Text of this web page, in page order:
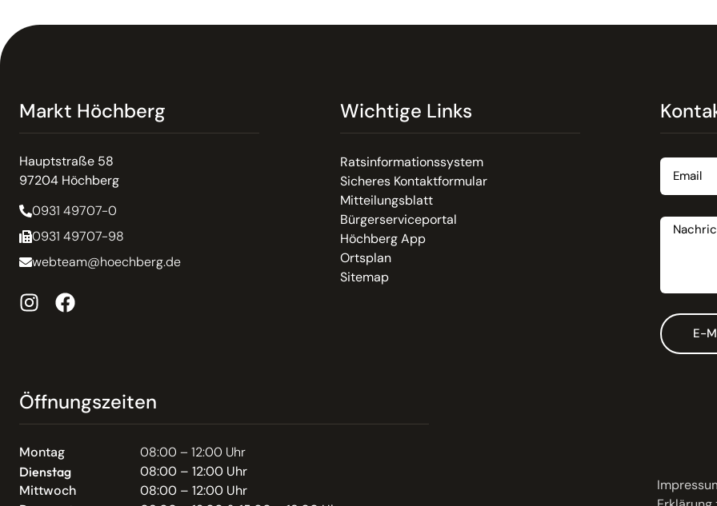
Markt Höchberg
Hauptstraße 58
97204 Höchberg
0931 49707-0
0931 49707-98
webteam@hoechberg.de
Wichtige Links
Ratsinformationssystem
Sicheres Kontaktformular
Mitteilungsblatt
Bürgerserviceportal
Höchberg App
Ortsplan
Sitemap
E-
Öffnungszeiten
Montag 08:00 – 12:00 Uhr
Dienstag
08:00 – 12:00 Uhr
Mittwoch
08:00 – 12:00 Uhr